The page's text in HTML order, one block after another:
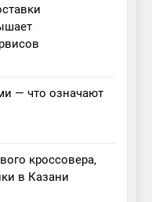
— что означают
кроссовера,
в Казани